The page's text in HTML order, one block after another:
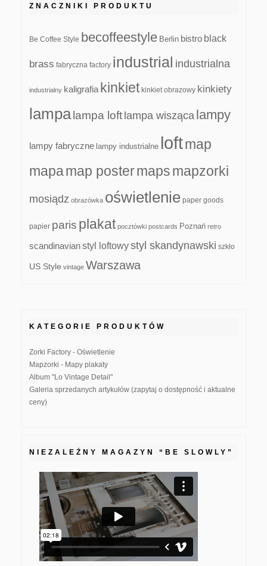
ZNACZNIKI PRODUKTU
Be Coffee Style becoffeestyle Berlin bistro black
brass fabryczna factory industrial industrialna
industrialny kaligrafia kinkiet kinkiet obrazowy kinkiety
lampa lampa loft lampa wisząca lampy
lampy fabryczne lampy industrialne loftmap
mapamap postermapsmapzorki
mosiądz obrazówka oświetlenie paper goods
papier paris plakat pocztówki postcards Poznań retro
scandinavianstyl loftowystyl skandynawski szkło
US Style vintage Warszawa
KATEGORIE PRODUKTÓW
Zorki Factory - Oświetlenie
Mapzorki - Mapy plakaty
Album "Lo Vintage Detail"
Galeria sprzedanych artykułów (zapytaj o dostępność i aktualne
ceny)
NIEZALEŻNY MAGAZYN “BE SLOWLY”